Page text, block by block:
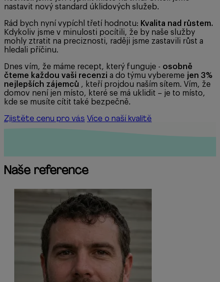
nastavit nový standard úklidových služeb.
Rád bych nyní vypíchl třetí hodnotu: Kvalita nad růstem.
Kdykoliv jsme v minulosti pocítili, že by naše služby
mohly ztratit na preciznosti, raději jsme zastavili růst a
hledali příčinu.
Dnes vím, že máme recept, který funguje - osobně
čteme každou vaši recenzi a do týmu vybereme jen 3%
nejlepších zájemců , kteří projdou naším sítem. Vím, že
domov není jen místo, které se má uklidit – je to místo,
kde se musíte cítit také bezpečně.
Zjistěte cenu pro vás Více o naší kvalitě
Naše reference